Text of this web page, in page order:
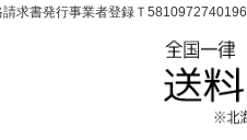
求書発行事業者登録Ｔ5810972740196